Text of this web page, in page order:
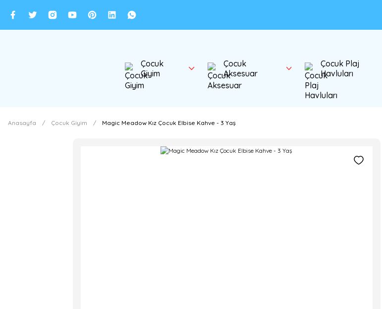
Çocuk
Giyim
Çocuk
Aksesuar
Çocuk Plaj
Havluları
Anasayfa Çocuk Giyim Magic Meadow Kız Çocuk Elbise Kahve - 3 Yaş